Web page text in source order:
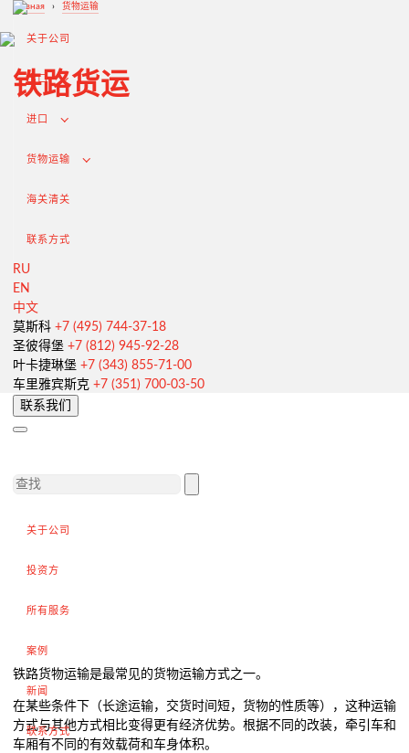
关于公司
出口
进口
货物运输
海关清关
联系方式
RU
EN
中文
莫斯科 +7 (495) 744-37-18
圣彼得堡 +7 (812) 945-92-28
叶卡捷琳堡 +7 (343) 855-71-00
车里雅宾斯克 +7 (351) 700-03-50
联系我们
关于公司
投资方
所有服务
案例
新闻
联系方式
从俄罗斯出口
签订合同和谈判交付条款
海关清关和许可证
向外国客户供货
在俄罗斯采购（为外国公司服务）
.
进口到俄罗斯
从中国进口货物
签订合同和谈判交付条款
海关清关和许可证
Главная › 货物运输
铁路货运
铁路货物运输是最常见的货物运输方式之一。
在某些条件下（长途运输，交货时间短，货物的性质等），这种运输
方式与其他方式相比变得更有经济优势。根据不同的改装，牵引车和
车厢有不同的有效载荷和车身体积。